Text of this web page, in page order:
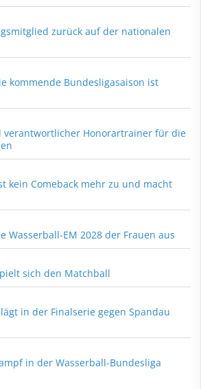
zurück auf der nationalen
kommende Bundesligasaison ist
verantwortlicher Honorartrainer für die
kein Comeback mehr zu und macht
Wasserball-EM 2028 der Frauen aus
sich den Matchball
in der Finalserie gegen Spandau
in der Wasserball-Bundesliga